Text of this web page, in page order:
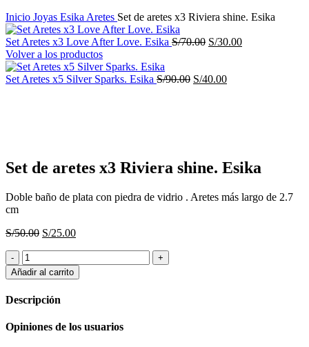
Inicio Joyas Esika Aretes Set de aretes x3 Riviera shine. Esika
Set Aretes x3 Love After Love. Esika S/70.00 El
era:
S/30.00El
Volver a los productos
Set Aretes x5 Silver Sparks. Esika S/90.00 El
S/40.00El
Set de aretes x3 Riviera shine. Esika
Doble baño de plata con piedra de vidrio . Aretes más largo de 2.7
cm
S/50.00 El
era:
S/50.00.
S/25.00El
es:
S/25.00.
Set
de
aretes
Riviera
Esika
Añadir al carrito
Descripción
Opiniones de los usuarios